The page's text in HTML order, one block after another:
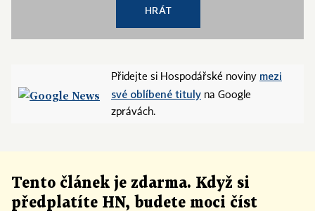
HRÁT
Přidejte si Hospodářské noviny mezi
své oblíbené tituly na Google
zprávách.
Tento článek je zdarma. Když si
předplatíte HN, budete moci číst